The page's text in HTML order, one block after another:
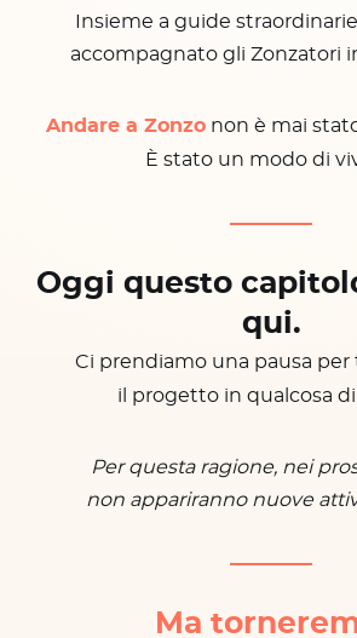
Insieme a guide
accompagnato gli Zonzatori
Andare a Zonzonon è mai
È stato un modo di
Oggi questo
qui.
Ci prendiamo una pausa per
il progetto in qualcosa di
Per questa ragione, nei
non appariranno nuove
Ma